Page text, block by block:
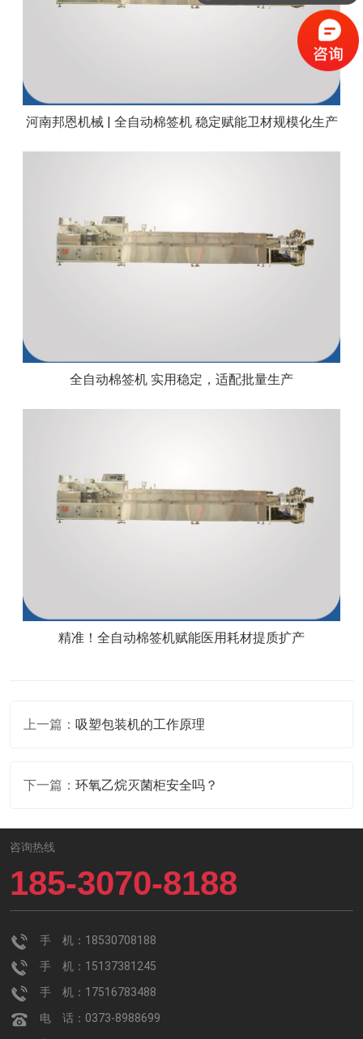
河南邦恩机械 | 全自动棉签机 稳定赋能卫材规模化生产
全自动棉签机 实用稳定，适配批量生产
精准！全自动棉签机赋能医用耗材提质扩产
上一篇： 吸塑包装机的工作原理
下一篇： 环氧乙烷灭菌柜安全吗？
咨询热线
185-3070-8188
手 机：18530708188
手 机：15137381245
手 机：17516783488
电 话：0373-8988699